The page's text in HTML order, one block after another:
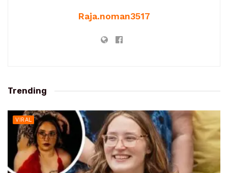
Raja.noman3517
Trending
VIRAL